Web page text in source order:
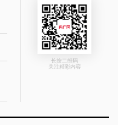
长按二维码
关注精彩内容